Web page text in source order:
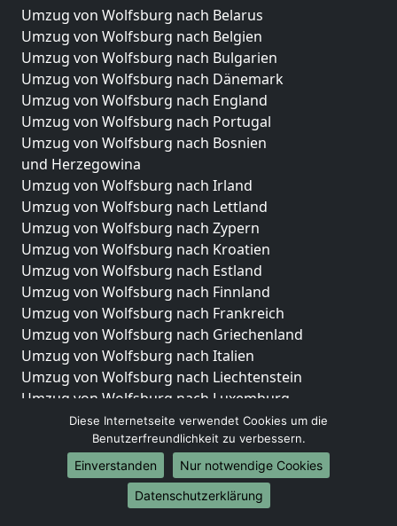
Umzug von Wolfsburg nach Belarus
Umzug von Wolfsburg nach Belgien
Umzug von Wolfsburg nach Bulgarien
Umzug von Wolfsburg nach Dänemark
Umzug von Wolfsburg nach England
Umzug von Wolfsburg nach Portugal
Umzug von Wolfsburg nach Bosnien
und Herzegowina
Umzug von Wolfsburg nach Irland
Umzug von Wolfsburg nach Lettland
Umzug von Wolfsburg nach Zypern
Umzug von Wolfsburg nach Kroatien
Umzug von Wolfsburg nach Estland
Umzug von Wolfsburg nach Finnland
Umzug von Wolfsburg nach Frankreich
Umzug von Wolfsburg nach Griechenland
Umzug von Wolfsburg nach Italien
Umzug von Wolfsburg nach Liechtenstein
Umzug von Wolfsburg nach Luxemburg
Umzug von Wolfsburg nach Niederlande
Umzug von Wolfsburg nach Norwegen
Umzüge-Deutschlandweit
Umzug von Wolfsburg nach Berlin
Diese Internetseite verwendet Cookies um die
Benutzerfreundlichkeit zu verbessern.
Einverstanden
Nur notwendige Cookies
Datenschutzerklärung